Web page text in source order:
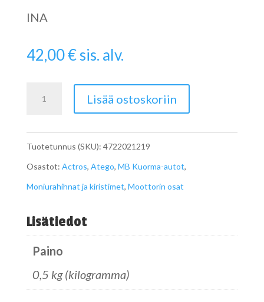
INA
42,00€sis. alv.
Moniurahihnan
ohjainrulla
A4722021219
määrä
Lisää ostoskoriin
Tuotetunnus (SKU): 4722021219
Osastot: Actros, Atego, MB Kuorma-autot,
Moniurahihnat ja kiristimet, Moottorin osat
Lisätiedot
Paino
0,5 kg (kilogramma)